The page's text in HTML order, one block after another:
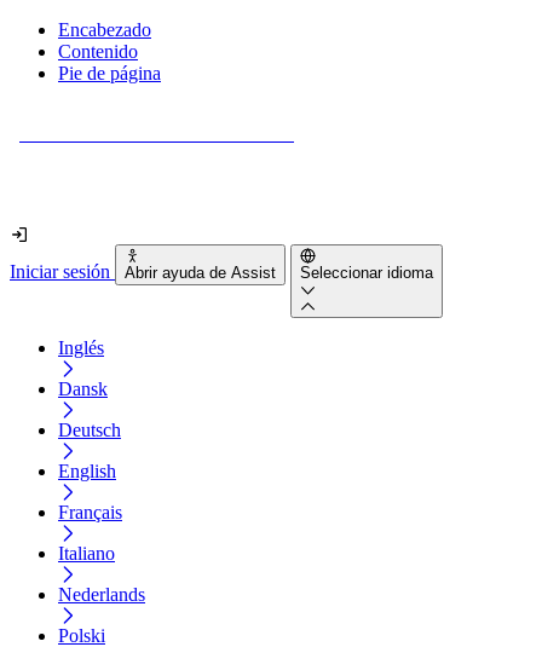
Encabezado
Contenido
Pie de página
Iniciar sesión Abrir ayuda de Assist Seleccionar idioma
Inglés
Dansk
Deutsch
English
Français
Italiano
Nederlands
Polski